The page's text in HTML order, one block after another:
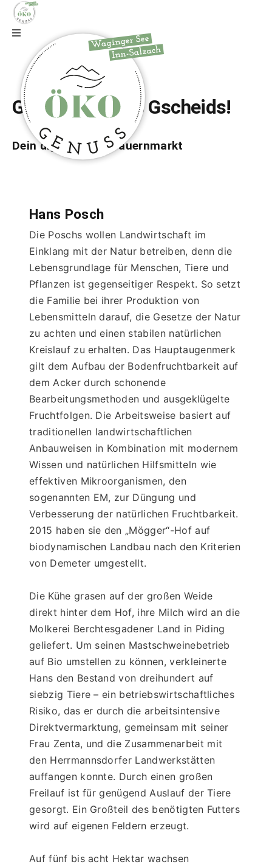
Zur Webseite
Gfrei di auf wos Gscheids!
Dein digitaler Bio-Bauernmarkt
Hans Posch
Die Poschs wollen Landwirtschaft im
Einklang mit der Natur betreiben, denn die
Lebensgrundlage für Menschen, Tiere und
Pflanzen ist gegenseitiger Respekt. So setzt
die Familie bei ihrer Produktion von
Lebensmitteln darauf, die Gesetze der Natur
zu achten und einen stabilen natürlichen
Kreislauf zu erhalten. Das Hauptaugenmerk
gilt dem Aufbau der Bodenfruchtbarkeit auf
dem Acker durch schonende
Bearbeitungsmethoden und ausgeklügelte
Fruchtfolgen. Die Arbeitsweise basiert auf
traditionellen landwirtschaftlichen
Anbauweisen in Kombination mit modernem
Wissen und natürlichen Hilfsmitteln wie
effektiven Mikroorganismen, den
sogenannten EM, zur Düngung und
Verbesserung der natürlichen Fruchtbarkeit.
2015 haben sie den „Mögger“-Hof auf
biodynamischen Landbau nach den Kriterien
von Demeter umgestellt.
Die Kühe grasen auf der großen Weide
direkt hinter dem Hof, ihre Milch wird an die
Molkerei Berchtesgadener Land in Piding
geliefert. Um seinen Mastschweinebetrieb
auf Bio umstellen zu können, verkleinerte
Hans den Bestand von dreihundert auf
siebzig Tiere – ein betriebswirtschaftliches
Risiko, das er durch die arbeitsintensive
Direktvermarktung, gemeinsam mit seiner
Frau Zenta, und die Zusammenarbeit mit
den Herrmannsdorfer Landwerkstätten
auffangen konnte. Durch einen großen
Freilauf ist für genügend Auslauf der Tiere
gesorgt. Ein Großteil des benötigten Futters
wird auf eigenen Feldern erzeugt.
Auf fünf bis acht Hektar wachsen